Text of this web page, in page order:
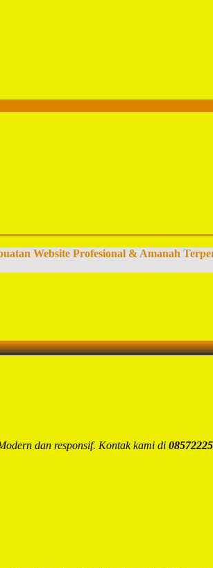
Website Profesional & Amanah
dan responsif. Kontak kami di